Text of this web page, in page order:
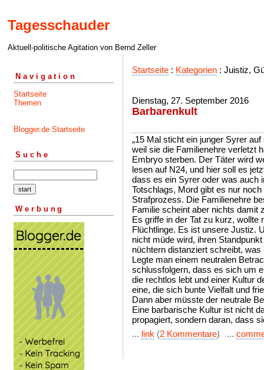
Tagesschauder
Aktuell-politische Agitation von Bernd Zeller
Navigation
Startseite
Themen
Blogger.de Startseite
Suche
Werbung
Startseite : Kategorien : Juistiz,
Dienstag, 27. September 2016
Barbarenkult
„15 Mal sticht ein junger Syrer
weil sie die Familienehre verletzt
Embryo sterben. Der Täter wird
lesen auf N24, und hier soll es
dass es ein Syrer oder was auch
Totschlags, Mord gibt es nur
Strafprozess. Die Familienehre
Familie scheint aber nichts damit
Es griffe in der Tat zu kurz, wollte
Flüchtlinge. Es ist unsere Justiz.
nicht müde wird, ihren
nüchtern distanziert schreibt, was
Legte man einem neutralen
schlussfolgern, dass es sich um
die rechtlos lebt und einer Kultur
eine, die sich bunte Vielfalt und
Dann aber müsste der neutrale
Eine barbarische Kultur ist nicht
propagiert, sondern daran, dass
... link (2 Kommentare) ...